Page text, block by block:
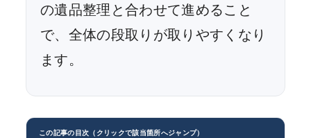
の遺品整理と合わせて進めること
で、全体の段取りが取りやすくなり
ます。
この記事の目次（クリックで該当箇所へジャンプ）